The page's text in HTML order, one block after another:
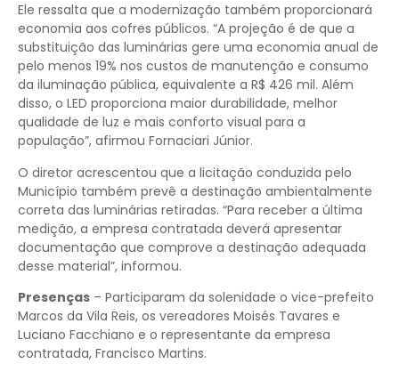
Ele ressalta que a modernização também proporcionará
economia aos cofres públicos. “A projeção é de que a
substituição das luminárias gere uma economia anual de
pelo menos 19% nos custos de manutenção e consumo
da iluminação pública, equivalente a R$ 426 mil. Além
disso, o LED proporciona maior durabilidade, melhor
qualidade de luz e mais conforto visual para a
população”, afirmou Fornaciari Júnior.
O diretor acrescentou que a licitação conduzida pelo
Município também prevê a destinação ambientalmente
correta das luminárias retiradas. “Para receber a última
medição, a empresa contratada deverá apresentar
documentação que comprove a destinação adequada
desse material”, informou.
Presenças – Participaram da solenidade o vice-prefeito
Marcos da Vila Reis, os vereadores Moisés Tavares e
Luciano Facchiano e o representante da empresa
contratada, Francisco Martins.